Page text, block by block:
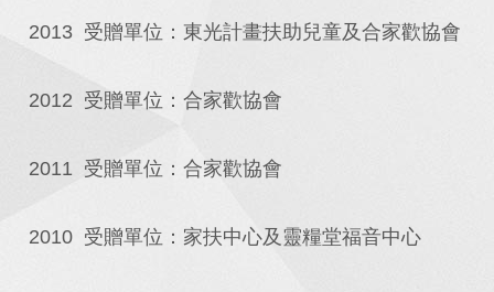
2013 受贈單位：東光計畫扶助兒童及合家歡協會
2012 受贈單位：合家歡協會
2011 受贈單位：合家歡協會
2010 受贈單位：家扶中心及靈糧堂福音中心